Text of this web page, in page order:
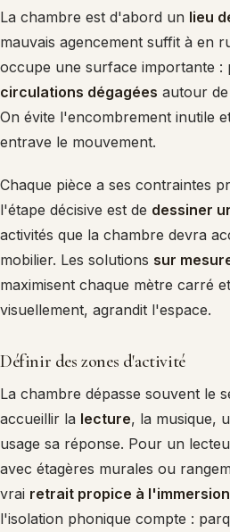
La chambre est d'abord un lieu
mauvais agencement suffit à en
occupe une surface importante :
circulations dégagées autour
On évite l'encombrement inutile
entrave le mouvement.
Chaque pièce a ses contraintes
l'étape décisive est de dessiner
activités que la chambre devra
mobilier. Les solutions sur
maximisent chaque mètre carré
visuellement, agrandit l'espace.
Définir des zones d'activité
La chambre dépasse souvent le
accueillir la lecture, la musique,
usage sa réponse. Pour un
avec étagères murales ou
vrai retrait propice à l'immersion
l'isolation phonique compte :